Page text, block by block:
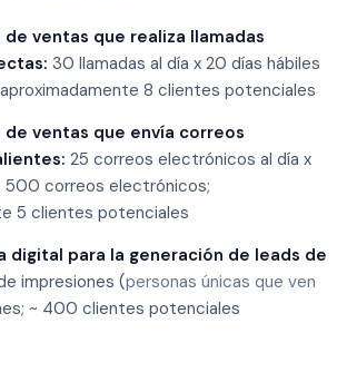
ventas que realiza llamadas
30 llamadas al día x 20 días hábiles
8 clientes potenciales
ventas que envía correos
25 correos electrónicos al día x
500 correos electrónicos;
5 clientes potenciales
digital para la generación de leads de
impresiones (personas únicas que ven
~ 400 clientes potenciales